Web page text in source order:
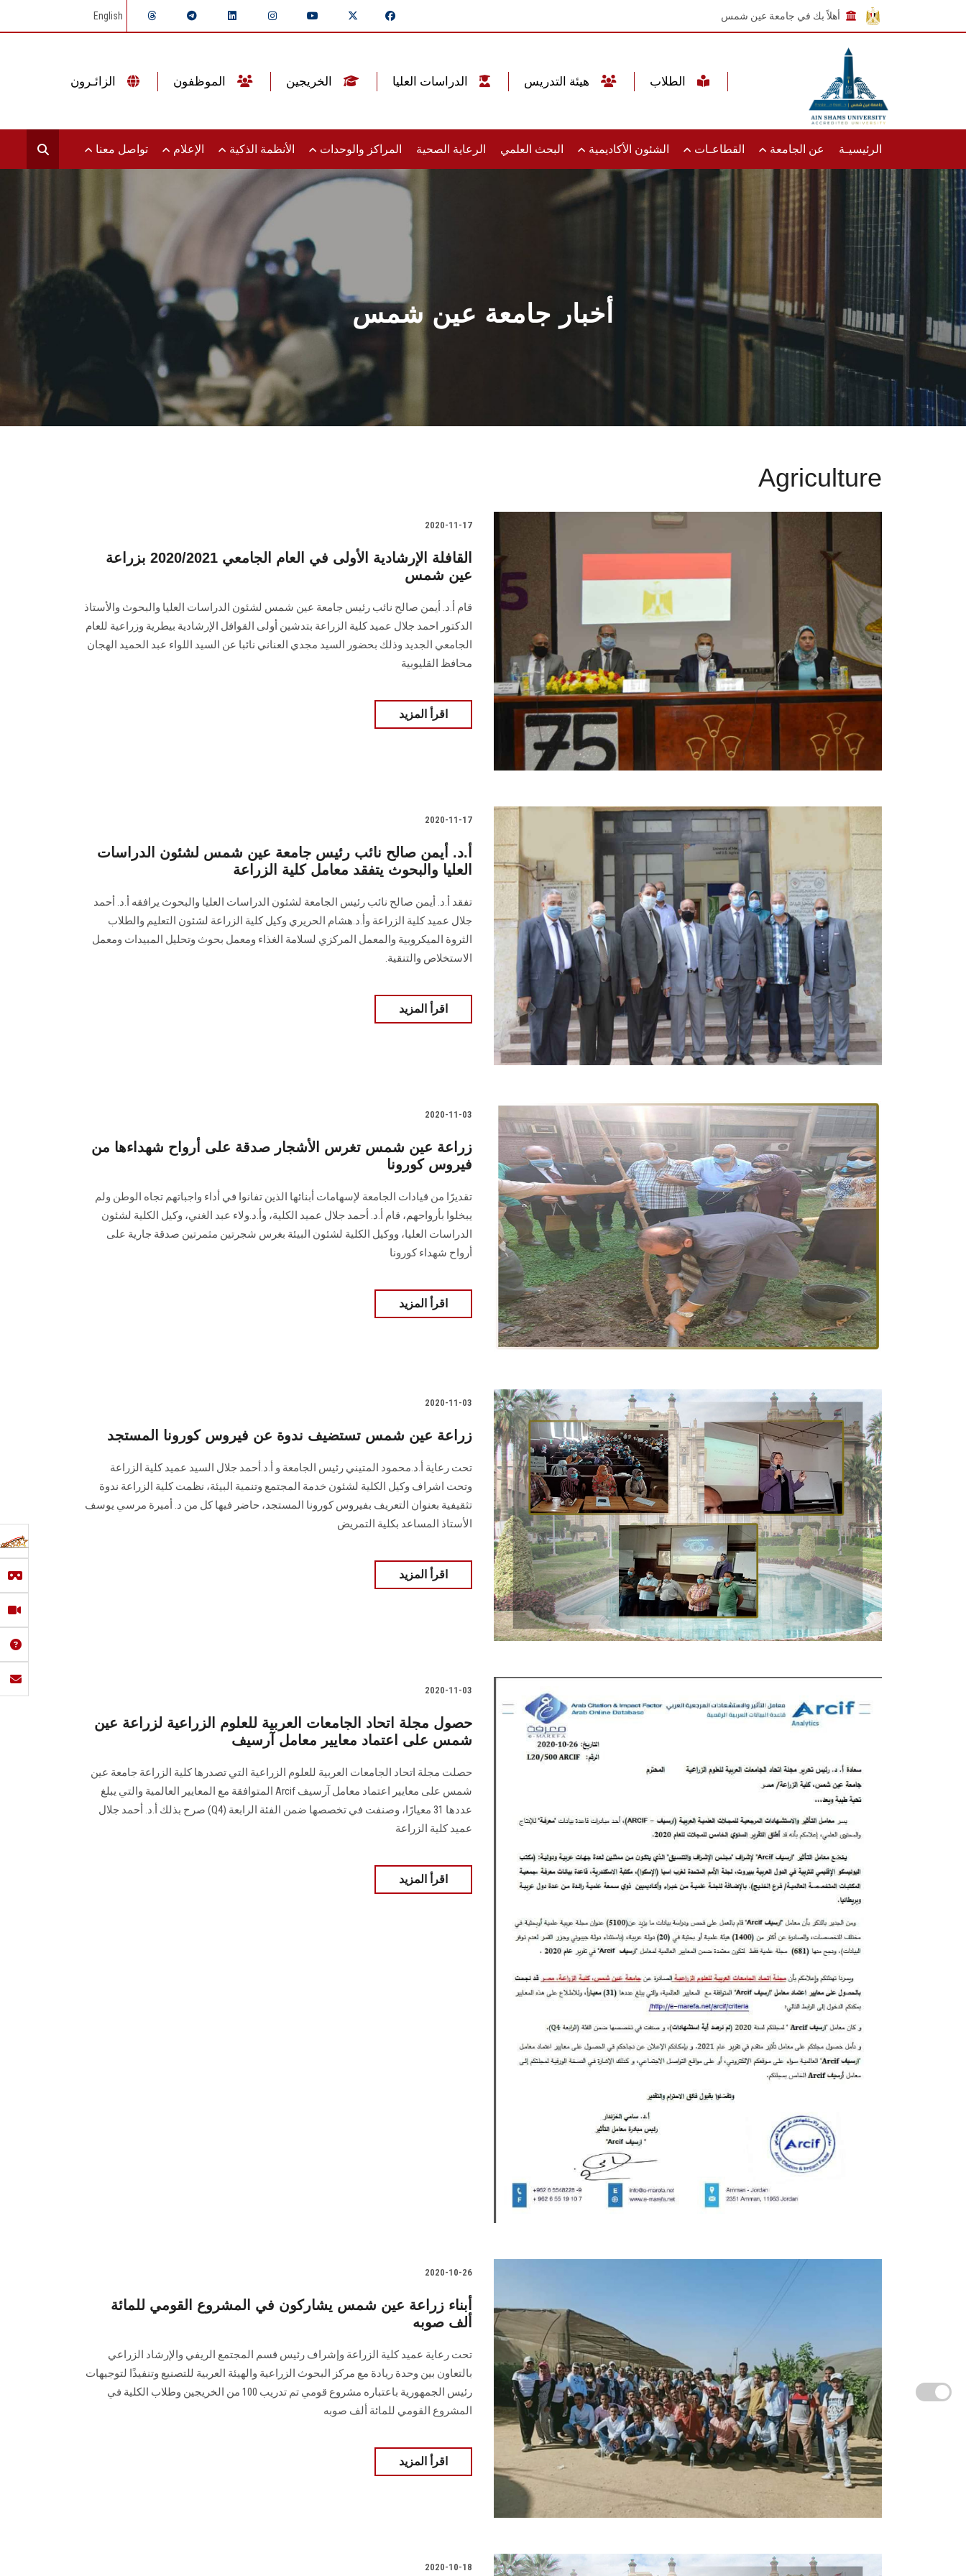
أهلاً بك في جامعة عين شمس English
الرئيسيـة عن الجامعة القطاعـات الشئون الأكاديمية البحث العلمي الرعاية الصحية المراكز والوحدات الأنظمة الذكية الإعلام تواصل معنا
أخبار جامعة عين شمس
Agriculture
2020-11-17
القافلة الإرشادية الأولى في العام الجامعي 2020/2021 بزراعة
عين شمس
قام أ.د. أيمن صالح نائب رئيس جامعة عين شمس لشئون الدراسات العليا والبحوث والأستاذ
الدكتور احمد جلال عميد كلية الزراعة بتدشين أولى القوافل الإرشادية بيطرية وزراعية للعام
الجامعي الجديد وذلك بحضور السيد مجدي العناني نائبا عن السيد اللواء عبد الحميد الهجان
محافظ القليوبية
اقرأ المزيد
2020-11-17
أ.د. أيمن صالح نائب رئيس جامعة عين شمس لشئون الدراسات
العليا والبحوث يتفقد معامل كلية الزراعة
تفقد أ.د. أيمن صالح نائب رئيس الجامعة لشئون الدراسات العليا والبحوث يرافقه أ.د. أحمد
جلال عميد كلية الزراعة وأ.د.هشام الحريري وكيل كلية الزراعة لشئون التعليم والطلاب
الثروة الميكروبية والمعمل المركزي لسلامة الغذاء ومعمل بحوث وتحليل المبيدات ومعمل
الاستخلاص والتنقية.
اقرأ المزيد
2020-11-03
زراعة عين شمس تغرس الأشجار صدقة على أرواح شهداءها من
فيروس كورونا
تقديرًا من قيادات الجامعة لإسهامات أبنائها الذين تفانوا في أداء واجباتهم تجاه الوطن ولم
يبخلوا بأرواحهم، قام أ.د. أحمد جلال عميد الكلية، وأ.د.ولاء عبد الغني، وكيل الكلية لشئون
الدراسات العليا، ووكيل الكلية لشئون البيئة بغرس شجرتين مثمرتين صدقة جارية على
أرواح شهداء كورونا
اقرأ المزيد
2020-11-03
زراعة عين شمس تستضيف ندوة عن فيروس كورونا المستجد
تحت رعاية أ.د.محمود المتيني رئيس الجامعة و أ.د.أحمد جلال السيد عميد كلية الزراعة
وتحت اشراف وكيل الكلية لشئون خدمة المجتمع وتنمية البيئة، نظمت كلية الزراعة ندوة
تثقيفية بعنوان التعريف بفيروس كورونا المستجد، حاضر فيها كل من د. أميرة مرسي يوسف
الأستاذ المساعد بكلية التمريض
اقرأ المزيد
2020-11-03
حصول مجلة اتحاد الجامعات العربية للعلوم الزراعية لزراعة عين
شمس على اعتماد معايير معامل آرسيف
حصلت مجلة اتحاد الجامعات العربية للعلوم الزراعية التي تصدرها كلية الزراعة جامعة عين
شمس على معايير اعتماد معامل آرسيف Arcif المتوافقة مع المعايير العالمية والتي يبلغ
عددها 31 معيارًا، وصنفت في تخصصها ضمن الفئة الرابعة (Q4) صرح بذلك أ.د. أحمد جلال
عميد كلية الزراعة
اقرأ المزيد
2020-10-26
أبناء زراعة عين شمس يشاركون في المشروع القومي للمائة
ألف صوبه
تحت رعاية عميد كلية الزراعة وإشراف رئيس قسم المجتمع الريفي والإرشاد الزراعي
بالتعاون بين وحدة ريادة مع مركز البحوث الزراعية والهيئة العربية للتصنيع وتنفيذًا لتوجيهات
رئيس الجمهورية باعتباره مشروع قومي تم تدريب 100 من الخريجين وطلاب الكلية في
المشروع القومي للمائة ألف صوبه
اقرأ المزيد
2020-10-18